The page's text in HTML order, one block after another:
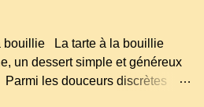
lumière d'atteindre le sol, ce qui
des adventices.
les intempéries : Il
bouillie La tarte à la bouillie
un dessert simple et généreux
les douceurs discrètes